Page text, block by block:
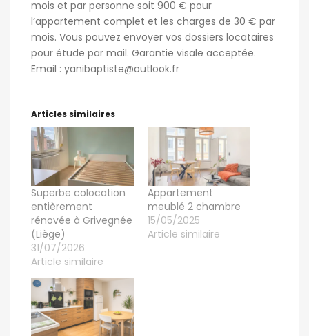
mois et par personne soit 900 € pour
l’appartement complet et les charges de 30 € par
mois. Vous pouvez envoyer vos dossiers locataires
pour étude par mail. Garantie visale acceptée.
Email : yanibaptiste@outlook.fr
Articles similaires
Superbe colocation
entièrement
rénovée à Grivegnée
(Liège)
31/07/2026
Article similaire
Appartement
meublé 2 chambre
15/05/2025
Article similaire